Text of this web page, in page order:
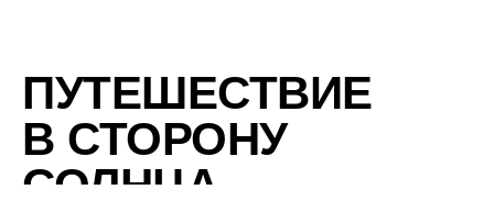
ПУТЕШЕСТВИЕ
В СТОРОНУ
СОЛНЦА